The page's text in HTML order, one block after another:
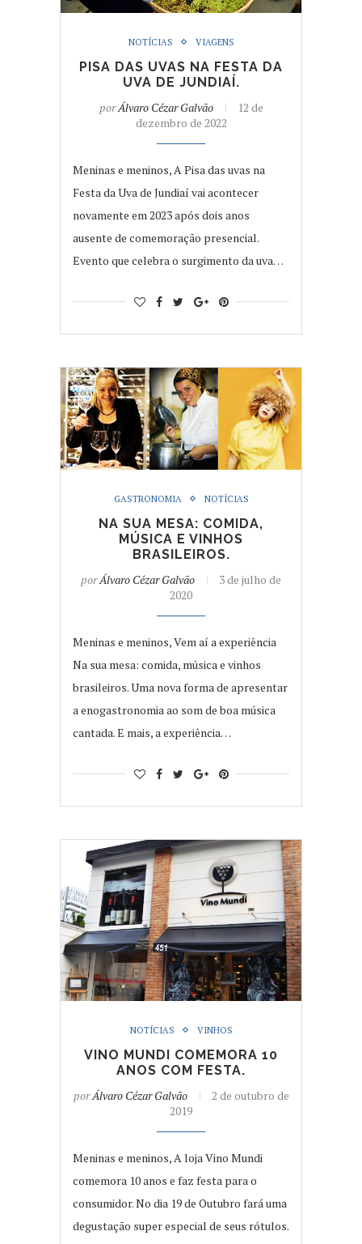
NOTÍCIAS VIAGENS
PISA DAS UVAS NA FESTA DA
UVA DE JUNDIAÍ.
porÁlvaro Cézar Galvão
12 de
dezembro de 2022
Meninas e meninos, A Pisa das uvas na
Festa da Uva de Jundiaí vai acontecer
novamente em 2023 após dois anos
ausente de comemoração presencial.
Evento que celebra o surgimento da uva…
GASTRONOMIA NOTÍCIAS
NA SUA MESA: COMIDA,
MÚSICA E VINHOS
BRASILEIROS.
porÁlvaro Cézar Galvão
3 de julho de
2020
Meninas e meninos, Vem aí a experiência
Na sua mesa: comida, música e vinhos
brasileiros. Uma nova forma de apresentar
a enogastronomia ao som de boa música
cantada. E mais, a experiência…
NOTÍCIAS VINHOS
VINO MUNDI COMEMORA 10
ANOS COM FESTA.
porÁlvaro Cézar Galvão
2 de outubro de
2019
Meninas e meninos, A loja Vino Mundi
comemora 10 anos e faz festa para o
consumidor. No dia 19 de Outubro fará uma
degustação super especial de seus rótulos.